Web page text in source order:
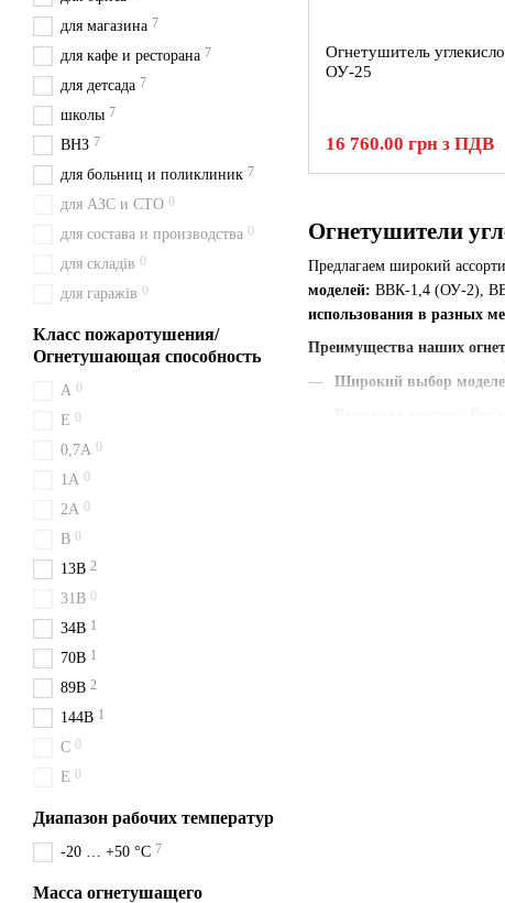
Огнетушители
Предлагаем широкий
моделей: ВВК-1,4 (ОУ-2),
использования в разных
Преимущества наших
Широкий выбор
Огнетушитель
ОУ-25
16 760.00 грн з ПДВ
для магазина 7
для кафе и ресторана 7
для детсада 7
школы 7
ВНЗ 7
для больниц и поликлиник 7
для АЗС и СТО 0
для состава и производства 0
для складів 0
для гаражів 0
Класс пожаротушения/
Огнетушающая способность
A 0
Е 0
0,7А 0
1A 0
2A 0
B 0
13B 2
31B 0
34B 1
70B 1
89B 2
144B 1
C 0
E 0
Диапазон рабочих температур
-20 … +50 °C 7
Масса огнетушащего